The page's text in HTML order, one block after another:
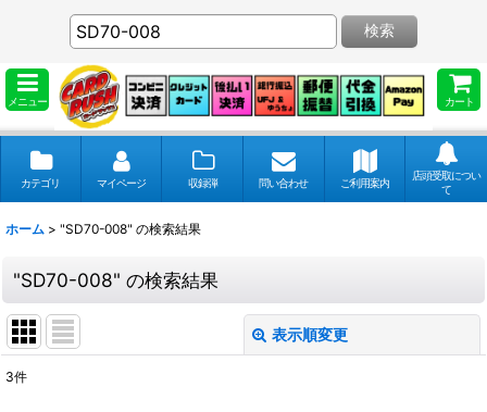
メニュー カート
検索
カテゴリ マイページ 収録弾 問い合わせ ご利用案内
店頭受取につい
て
ホーム > "SD70-008" の検索結果
"SD70-008" の検索結果
表示順変更
3件